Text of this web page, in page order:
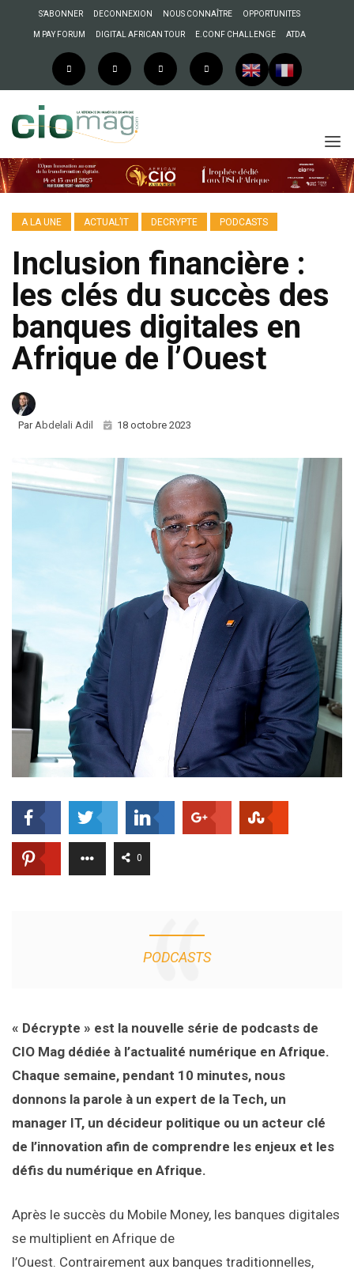
S’ABONNER DECONNEXION NOUS CONNAÎTRE OPPORTUNITES
M PAY FORUM DIGITAL AFRICAN TOUR E.CONF CHALLENGE ATDA
A LA UNE ACTUAL’IT DECRYPTE PODCASTS
Inclusion financière :
les clés du succès des
banques digitales en
Afrique de l’Ouest
ParAbdelali Adil 18 octobre 2023
0
PODCASTS
« Décrypte » est la nouvelle série de podcasts de
CIO Mag dédiée à l’actualité numérique en Afrique.
Chaque semaine, pendant 10 minutes, nous
donnons la parole à un expert de la Tech, un
manager IT, un décideur politique ou un acteur clé
de l’innovation afin de comprendre les enjeux et les
défis du numérique en Afrique.
Après le succès du Mobile Money, les banques digitales
se multiplient en Afrique de
l’Ouest. Contrairement aux banques traditionnelles,